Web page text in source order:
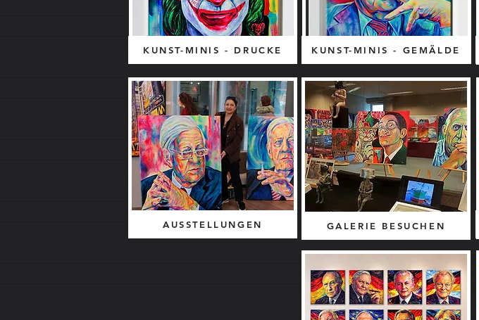
KUNST-MINIS - DRUCKE KUNST-MINIS - GEMÄLDE
AUSSTELLUNGEN GALERIE BESUCHEN